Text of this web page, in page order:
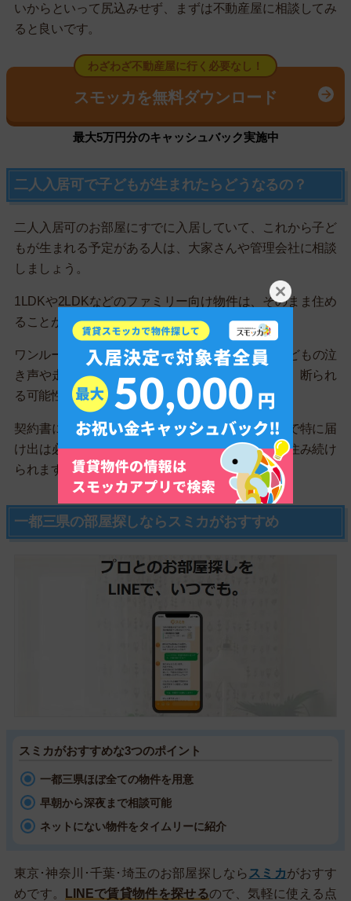
いからといって尻込みせず、まずは不動産屋に相談してみ
ると良いです。
わざわざ不動産屋に行く必要なし！
スモッカを無料ダウンロード
最大5万円分のキャッシュバック実施中
二人入居可で子どもが生まれたらどうなるの？
二人入居可のお部屋にすでに入居していて、これから子ど
もが生まれる予定がある人は、大家さんや管理会社に相談
しましょう。
1LDKや2LDKなどのファミリー向け物件は、そのまま住め
ることが多いです。
ワンルームや1Kなどの一人暮らし向け物件は、子どもの泣
き声や走り回る音による騒音トラブル防止のため、断られ
る可能性があります。
契約書に「出産などで子どもが増えた場合は例外で特に届
け出は必要ない」などの明記があれば、そのまま住み続け
られます。
一都三県の部屋探しならスミカがおすすめ
スミカがおすすめな3つのポイント
一都三県ほぼ全ての物件を用意
早朝から深夜まで相談可能
ネットにない物件をタイムリーに紹介
東京･神奈川･千葉･埼玉のお部屋探しなら スミカがおすす
めです。
LINEで賃貸物件を探せるので、気軽に使える点